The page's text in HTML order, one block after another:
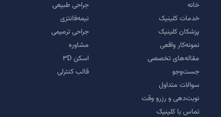
خانه
خدمات کلینیک
پزشکان کلینیک
نمونه‌کار واقعی
مقاله‌های تخصصی
جست‌وجو
سوالات متداول
نوبت‌دهی و رزرو وقت
تماس با کلینیک
جراحی طبیعی
نیمه‌فانتزی
جراحی ترمیمی
مشاوره
اسکن ۳D
قالب کنترلی